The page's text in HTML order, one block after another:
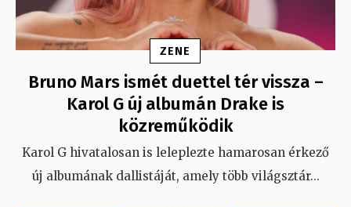
ZENE
Bruno Mars ismét duettel tér vissza –
Karol G új albumán Drake is
közreműködik
Karol G hivatalosan is leleplezte hamarosan érkező
új albumának dallistáját, amely több világsztár...